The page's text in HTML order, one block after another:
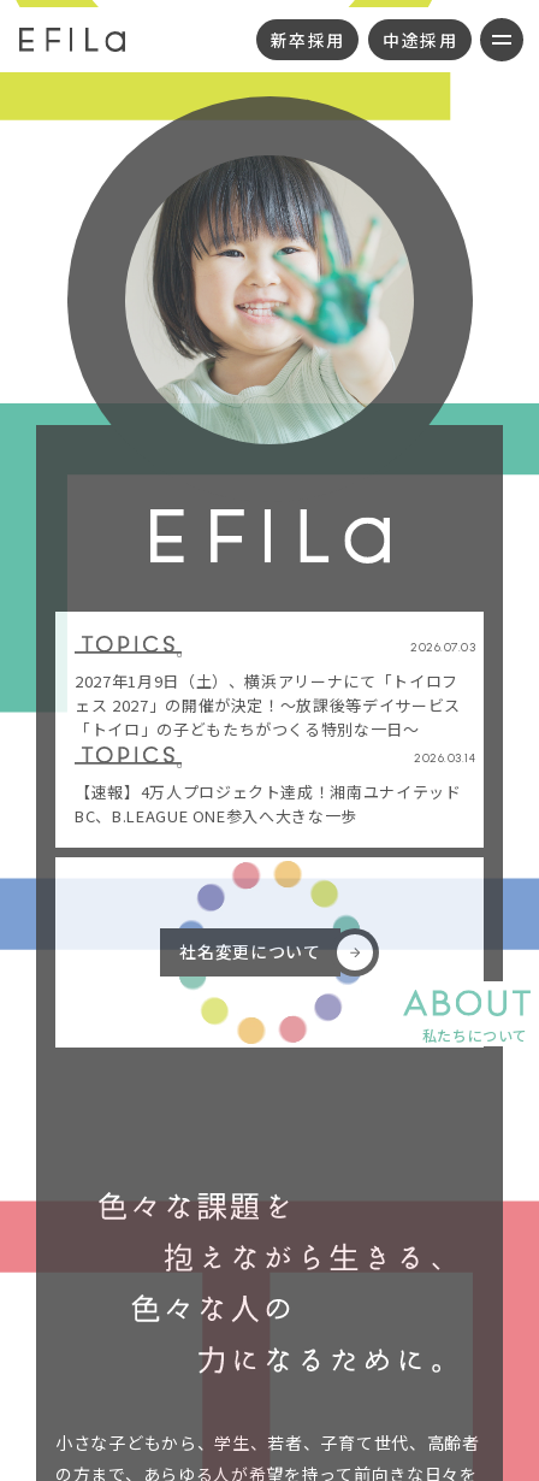
・代表メッセージ
・理念
・グループ概要
・事業所一覧
・地域応援活動
・SDGs
・新卒採用
・中途採用
・カムバック採用
・本部採用
・高齢者介護
・生活サポート
・スポーツ・地域
・証明書の発行
・プライバシーポリシー
社名変更について
新卒採用 中途採用
私たちについて
2026.07.03
2027年1月9日（土）、横浜アリーナにて「トイロフ
ェス 2027」の開催が決定！〜放課後等デイサービス
「トイロ」の子どもたちがつくる特別な一日〜
2026.03.14
【速報】4万人プロジェクト達成！湘南ユナイテッド
BC、B.LEAGUE ONE参入へ大きな一歩
社名変更について
小さな子どもから、学生、若者、子育て世代、高齢者
の方まで、あらゆる人が希望を持って前向きな日々を